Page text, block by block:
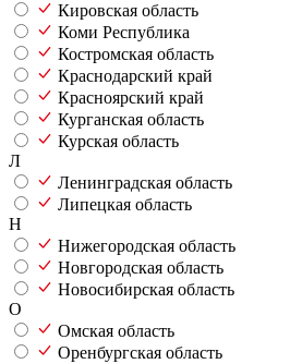
Кировская область
Коми Республика
Костромская область
Краснодарский край
Красноярский край
Курганская область
Курская область
Л
Ленинградская область
Липецкая область
Н
Нижегородская область
Новгородская область
Новосибирская область
О
Омская область
Оренбургская область